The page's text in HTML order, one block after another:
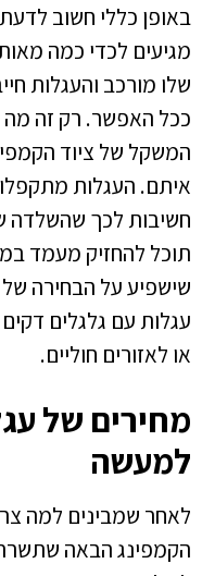
באופן כללי חשוב
מגיעים לכדי כמה
שלו מורכב והעגלות
ככל האפשר. רק זה מה
המשקל של ציוד
איתם. העגלות
חשיבות לכך שהשלדה
תוכל להחזיק מעמד
שישפיע על הבחירה של
עגלות עם גלגלים
או לאזורים חוליים.
מחירים של
למעשה
לאחר שמבינים למה
הקמפינג הבאה